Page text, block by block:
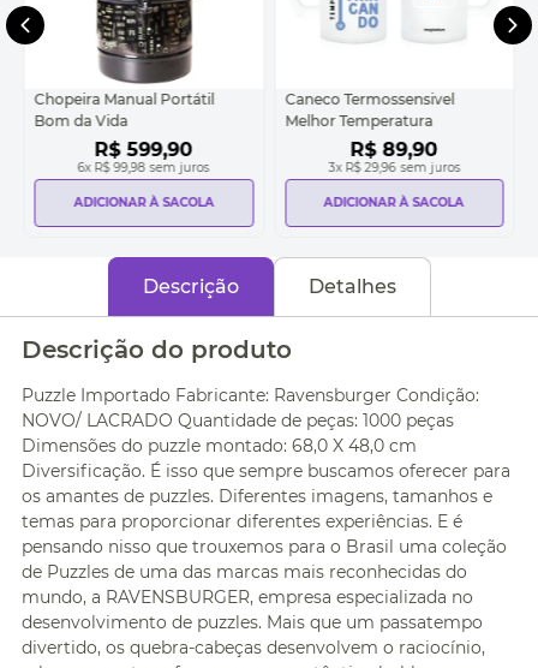
Chopeira Manual Portátil
Bom da Vida
R$ 599,90
6x R$ 99,98 sem juros
ADICIONAR À SACOLA
Caneco Termossensivel
Melhor Temperatura
R$ 89,90
3x R$ 29,96 sem juros
ADICIONAR À SACOLA
Descrição Detalhes
Descrição do produto
Puzzle Importado Fabricante: Ravensburger Condição:
NOVO/ LACRADO Quantidade de peças: 1000 peças
Dimensões do puzzle montado: 68,0 X 48,0 cm
Diversificação. É isso que sempre buscamos oferecer para
os amantes de puzzles. Diferentes imagens, tamanhos e
temas para proporcionar diferentes experiências. E é
pensando nisso que trouxemos para o Brasil uma coleção
de Puzzles de uma das marcas mais reconhecidas do
mundo, a RAVENSBURGER, empresa especializada no
desenvolvimento de puzzles. Mais que um passatempo
divertido, os quebra-cabeças desenvolvem o raciocínio,